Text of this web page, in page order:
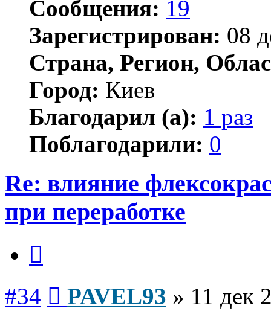
Сообщения: 19
Зарегистрирован: 08
Страна, Регион,
Город: Киев
Благодарил (а): 1 раз
Поблагодарили: 0
Re: влияние
при переработке
#34 PAVEL93 » 11 дек